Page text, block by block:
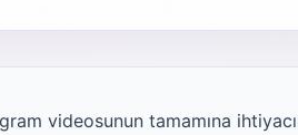
videosunun tamamına